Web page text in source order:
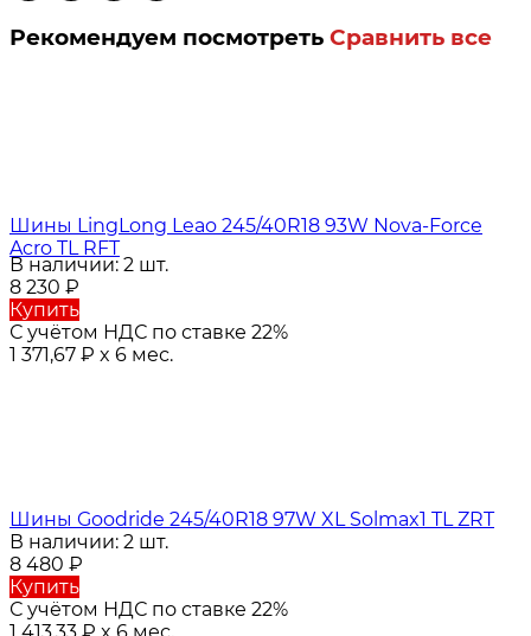
Рекомендуем посмотреть Сравнить все
Шины LingLong Leao 245/40R18 93W Nova-Force
Acro TL RFT
В наличии: 2 шт.
8 230 ₽
Купить
С учётом НДС по ставке 22%
1 371,67 ₽ x 6 мес.
Шины Goodride 245/40R18 97W XL Solmax1 TL ZRT
В наличии: 2 шт.
8 480 ₽
Купить
С учётом НДС по ставке 22%